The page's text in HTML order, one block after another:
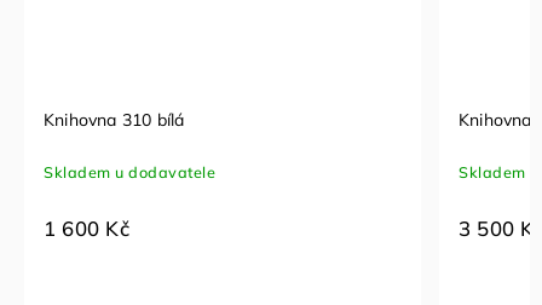
Knihovna 8048V masiv vosk
Skladem u dodavatele
3 500 Kč